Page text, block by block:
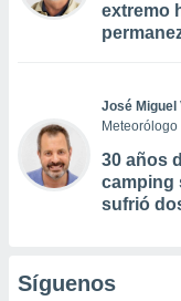
extremo
José Miguel
Meteorólogo
30 años
camping
sufrió
Síguenos